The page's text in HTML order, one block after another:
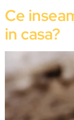
Ce
in casa?